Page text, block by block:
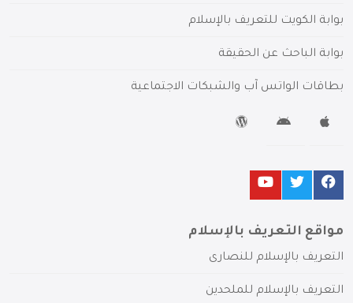
بوابة الكويت للتعريف بالإسلام
بوابة الباحث عن الحقيقة
بطاقات الواتس آب والشبكات الاجتماعية
مواقع التعريف بالإسلام
التعريف بالإسلام للنصارى
التعريف بالإسلام للملحدين